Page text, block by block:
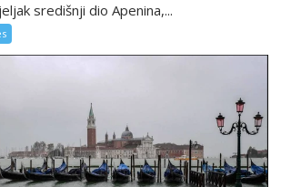
središnji dio Apenina,...